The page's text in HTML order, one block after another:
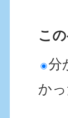
創
市
こ
分
か